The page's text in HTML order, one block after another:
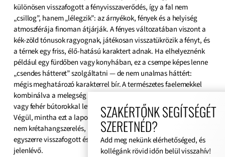
különösen visszafogott a fényvisszaverődés, így a fal nem
„csillog”, hanem „lélegzik”: az árnyékok, fények és a helyiség
atmoszférája finoman átjárják. A fényes változatában viszont a
kék-zöld tónusok ragyognak, játékosan visszatükrözik a fényt, és
a térnek egy friss, élő-hatású karaktert adnak. Ha elhelyeznénk
például egy fürdőben vagy konyhában, ez a csempe képes lenne
„csendes hátteret” szolgáltatni — de nem unalmas háttért:
mégis meghatározó karakterrel bír. A természetes faelemekkel
kombinálva a melegség irányába mozdul, míg a fekete fém-
vagy fehér bútorokkal letisztult, modern kontraszt jöhet létre.
Végül, mintha ezt a lapot úgy választanánk, mint egy félhangot:
nem krétahangszerelés, hanem akvarellvonás a tér falán –
egyszerre visszafogott és karakteres, egyszerre nyugodt és
jelenlévő.
SZAKÉRTŐNK SEGÍTSÉGÉT
SZERETNÉD?
Add meg nekünk elérhetőséged, és
kollégánk rövid időn belül visszahív!